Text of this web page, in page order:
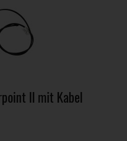
II mit Kabel